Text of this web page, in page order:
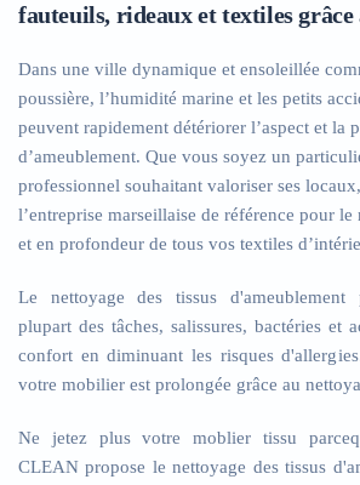
fauteuils, rideaux et textiles grâce
Dans une ville dynamique et ensoleillée
poussière, l’humidité marine et les petits
peuvent rapidement détériorer l’aspect et la
d’ameublement. Que vous soyez un
professionnel souhaitant valoriser ses
l’entreprise marseillaise de référence pour
et en profondeur de tous vos textiles
Le nettoyage des tissus d'ameublement
plupart des tâches, salissures, bactéries et
confort en diminuant les risques
votre mobilier est prolongée grâce au
Ne jetez plus votre moblier tissu
CLEAN propose le nettoyage des tissus